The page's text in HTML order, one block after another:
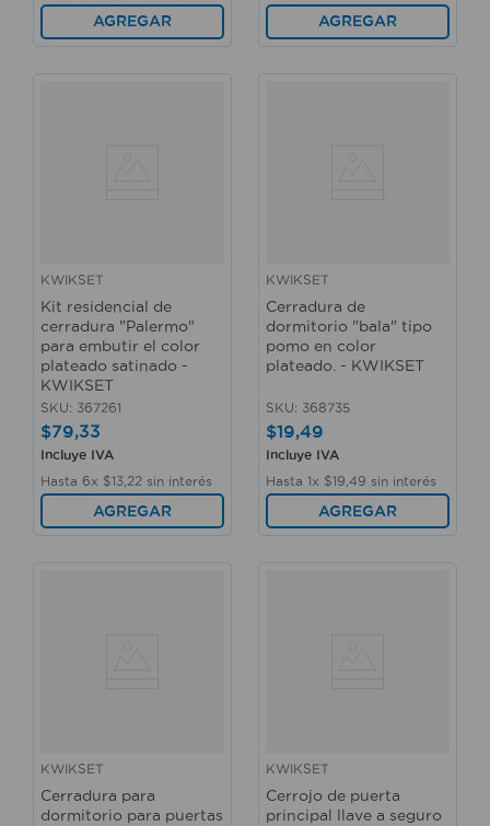
AGREGAR AGREGAR
KWIKSET
Kit residencial de
cerradura "Palermo"
para embutir el color
plateado satinado -
KWIKSET
SKU: 367261
$79,33
Incluye IVA
Hasta 6x $13 22 sin interés
AGREGAR
KWIKSET
Cerradura de
dormitorio "bala" tipo
pomo en color
plateado. - KWIKSET
SKU: 368735
$19,49
Incluye IVA
Hasta 1x $19 49 sin interés
AGREGAR
KWIKSET
Cerradura para
dormitorio para puertas
KWIKSET
Cerrojo de puerta
principal llave a seguro